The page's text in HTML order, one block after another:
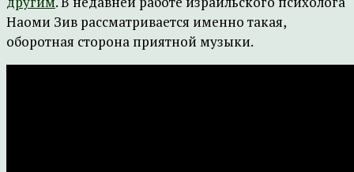
Наоми Зив рассматривается именно такая,
оборотная сторона приятной музыки.